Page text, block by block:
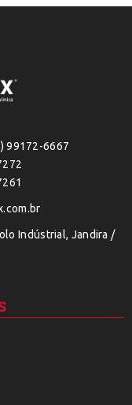
99172-6667
Indústrial, Jandira /